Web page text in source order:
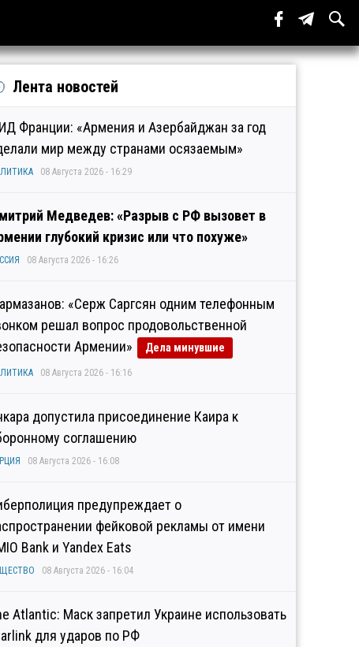
Лента новостей
Франции: «Армения и Азербайджан за год
мир между странами осязаемым»
08 Августа 2026 - 16:29
Медведев: «Разрыв с РФ вызовет в
глубокий кризис или что похуже»
08 Августа 2026 - 16:26
«Серж Саргсян одним телефонным
решал вопрос продовольственной
Армении»
Дела минувшие
08 Августа 2026 - 16:16
допустила присоединение Каира к
соглашению
08 Августа 2026 - 16:08
предупреждает о
фейковой рекламы от имени
Bank и Yandex Eats
08 Августа 2026 - 16:04
Atlantic: Маск запретил Украине использовать
для ударов по РФ